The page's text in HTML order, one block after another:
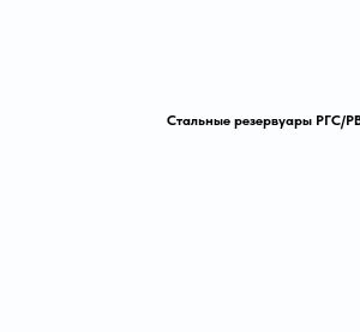
Стальные резервуары РГС/